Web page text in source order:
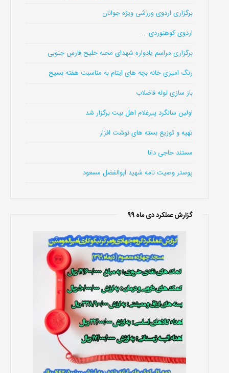
برگزاری اردوی ورزشی ویژه جوانان
اردوی کوهنوردی …
برگزاری مراسم یادواره شهدای محله خلیج فارس جنوبی
رنگ امیزی خانه بچه های ایتام به مناسبت هفته بسیج
باز سازی لوله فاضلاب
اولین سالگرد پیرغلام اهل بیت برگزار شد
تهیه و توزیع بسته های نوشت افزار
مستند حاجی دانا
پوستر وصیت نامه شهید ابوالفضل مسعود
گزارش عملکرد دی ماه 99